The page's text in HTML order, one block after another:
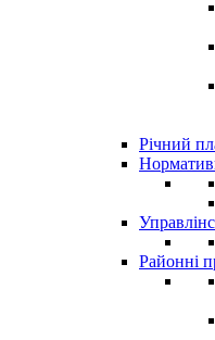
Річний
Районні